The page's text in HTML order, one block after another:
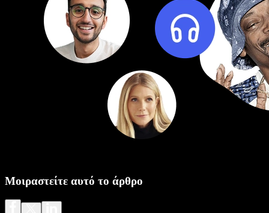
Μοιραστείτε αυτό το άρθρο